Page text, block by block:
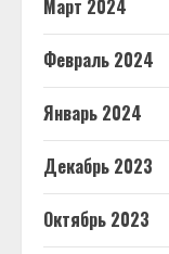
Март 2024
Февраль 2024
Январь 2024
Декабрь 2023
Октябрь 2023